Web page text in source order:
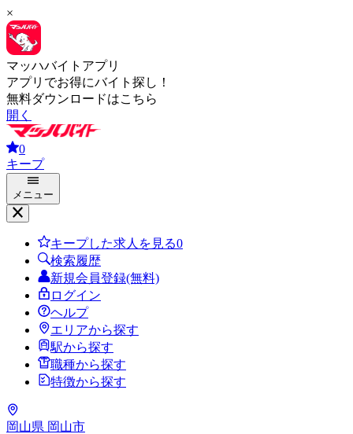
×
マッハバイトアプリ
アプリでお得にバイト探し！
無料ダウンロードはこちら
開く
0
キープ
メニュー
キープした求人を見る0
検索履歴
新規会員登録(無料)
ログイン
ヘルプ
エリアから探す
駅から探す
職種から探す
特徴から探す
岡山県 岡山市